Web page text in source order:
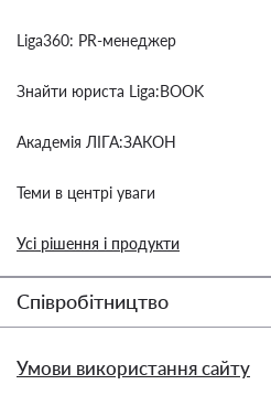
Liga360: PR-менеджер
Знайти юриста Liga:BOOK
Академія ЛІГА:ЗАКОН
Теми в центрі уваги
Усі рішення і продукти
Співробітництво
Умови використання сайту